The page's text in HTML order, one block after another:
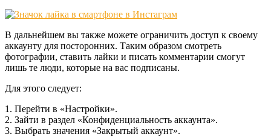
В дальнейшем вы также можете ограничить доступ к своему
аккаунту для посторонних. Таким образом смотреть
фотографии, ставить лайки и писать комментарии смогут
лишь те люди, которые на вас подписаны.
Для этого следует:
1. Перейти в «Настройки».
2. Зайти в раздел «Конфиденциальность аккаунта».
3. Выбрать значения «Закрытый аккаунт».